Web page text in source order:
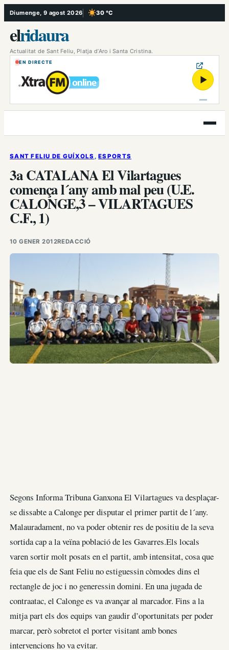
Vés
al
contingut
Diumenge, 9 agost 2026 30 °C
, Cel serè
elridaura
Actualitat de Sant Feliu, Platja d’Aro i Santa Cristina.
EN DIRECTE
▶
Obre
el
SANT FELIU DE GUÍXOLS , ESPORTS
3a CATALANA El Vilartagues
comença l´any amb mal peu (U.E.
CALONGE,3 – VILARTAGUES
C.F., 1)
10 GENER 2012REDACCIÓ
Segons Informa Tribuna Ganxona El Vilartagues va desplaçar-
se dissabte a Calonge per disputar el primer partit de l´any.
Malauradament, no va poder obtenir res de positiu de la seva
sortida cap a la veïna població de les Gavarres.Els locals
varen sortir molt posats en el partit, amb intensitat, cosa que
feia que els de Sant Feliu no estiguessin còmodes dins el
rectangle de joc i no generessin domini. En una jugada de
contraatac, el Calonge es va avançar al marcador. Fins a la
mitja part els dos equips van gaudir d’oportunitats per poder
marcar, però sobretot el porter visitant amb bones
intervencions ho va evitar.